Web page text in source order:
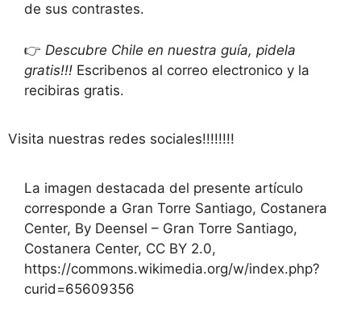
de sus contrastes.
👉 Descubre Chile en nuestra guía, pidela
gratis!!! Escribenos al correo electronico y la
recibiras gratis.
Visita nuestras redes sociales!!!!!!!!
La imagen destacada del presente artículo
corresponde a Gran Torre Santiago, Costanera
Center, By Deensel – Gran Torre Santiago,
Costanera Center, CC BY 2.0,
https://commons.wikimedia.org/w/index.php?
curid=65609356